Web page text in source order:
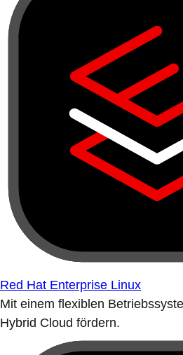
Red Hat Enterprise Linux
Mit einem flexiblen
Hybrid Cloud fördern.